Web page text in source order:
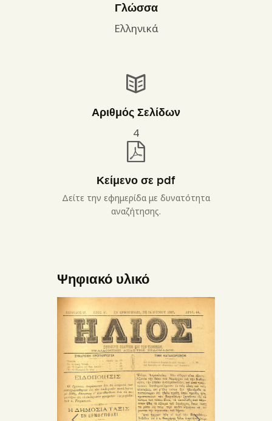
Γλώσσα
Ελληνικά
Αριθμός Σελίδων
4
Κείμενο σε pdf
Δείτε την εφημερίδα με δυνατότητα
αναζήτησης.
Ψηφιακό υλικό